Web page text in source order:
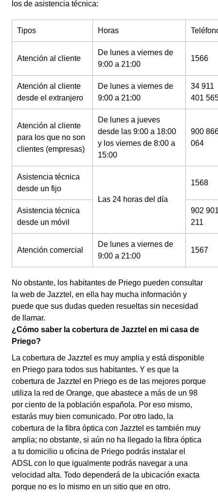
los de asistencia técnica:
Tipos Horas
Atención al cliente
De lunes a viernes de
9:00 a 21:00
1566
Atención al cliente
desde el extranjero
De lunes a viernes de
9:00 a 21:00
34 911
401
Atención al cliente
para los que no son
clientes (empresas)
De lunes a jueves
desde las 9:00 a 18:00
y los viernes de 8:00 a
15:00
900
064
Asistencia técnica
desde un fijo
Las 24 horas del día
1568
Asistencia técnica
desde un móvil
902
211
Atención comercial
De lunes a viernes de
9:00 a 21:00
1567
No obstante, los habitantes de Priego pueden consultar
la web de Jazztel, en ella hay mucha información y
puede que sus dudas queden resueltas sin necesidad
de llamar.
¿Cómo saber la cobertura de Jazztel en mi casa de
Priego?
La cobertura de Jazztel es muy amplia y está disponible
en Priego para todos sus habitantes. Y es que la
cobertura de Jazztel en Priego es de las mejores porque
utiliza la red de Orange, que abastece a más de un 98
por ciento de la población española. Por eso mismo,
estarás muy bien comunicado. Por otro lado, la
cobertura de la fibra óptica con Jazztel es también muy
amplia; no obstante, si aún no ha llegado la fibra óptica
a tu domicilio u oficina de Priego podrás instalar el
ADSL con lo que igualmente podrás navegar a una
velocidad alta. Todo dependerá de la ubicación exacta
porque no es lo mismo en un sitio que en otro.